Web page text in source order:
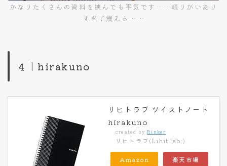
かなりたくさんの資料を挟んでも平気です……頼りがいあり
すぎて震える……
４｜hirakuno
リヒトラブ ツイストノート
hirakuno
created byRinker
リヒトラブ(Lihit lab.)
Amazon 楽天市場